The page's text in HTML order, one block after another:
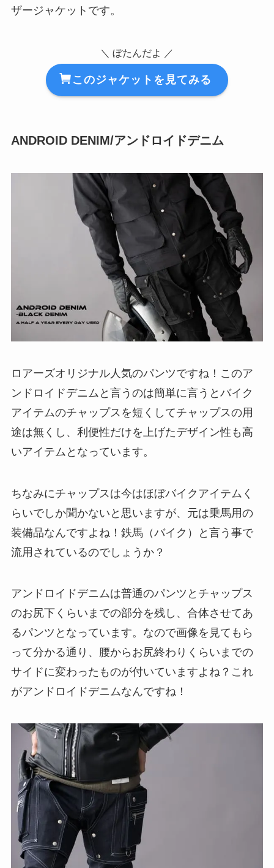
ザージャケットです。
＼ ぼたんだよ ／
このジャケットを見てみる
ANDROID DENIM/アンドロイドデニム
ロアーズオリジナル人気のパンツですね！このア
ンドロイドデニムと言うのは簡単に言うとバイク
アイテムのチャップスを短くしてチャップスの用
途は無くし、利便性だけを上げたデザイン性も高
いアイテムとなっています。
ちなみにチャップスは今はほぼバイクアイテムく
らいでしか聞かないと思いますが、元は乗馬用の
装備品なんですよね！鉄馬（バイク）と言う事で
流用されているのでしょうか？
アンドロイドデニムは普通のパンツとチャップス
のお尻下くらいまでの部分を残し、合体させてあ
るパンツとなっています。なので画像を見てもら
って分かる通り、腰からお尻終わりくらいまでの
サイドに変わったものが付いていますよね？これ
がアンドロイドデニムなんですね！